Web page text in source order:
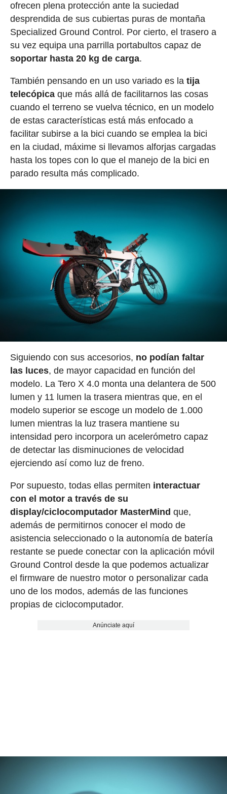
ofrecen plena protección ante la suciedad
desprendida de sus cubiertas puras de montaña
Specialized Ground Control. Por cierto, el trasero a
su vez equipa una parrilla portabultos capaz de
soportar hasta 20 kg de carga.
También pensando en un uso variado es latija
telecópicaque más allá de facilitarnos las cosas
cuando el terreno se vuelva técnico, en un modelo
de estas características está más enfocado a
facilitar subirse a la bici cuando se emplea la bici
en la ciudad, máxime si llevamos alforjas cargadas
hasta los topes con lo que el manejo de la bici en
parado resulta más complicado.
Siguiendo con sus accesorios, no podían faltar
las luces, de mayor capacidad en función del
modelo. La Tero X 4.0 monta una delantera de 500
lumen y 11 lumen la trasera mientras que, en el
modelo superior se escoge un modelo de 1.000
lumen mientras la luz trasera mantiene su
intensidad pero incorpora un acelerómetro capaz
de detectar las disminuciones de velocidad
ejerciendo así como luz de freno.
Por supuesto, todas ellas permiten interactuar
con el motor a través de su
display/ciclocomputador MasterMind que,
además de permitirnos conocer el modo de
asistencia seleccionado o la autonomía de batería
restante se puede conectar con la aplicación móvil
Ground Control desde la que podemos actualizar
el firmware de nuestro motor o personalizar cada
uno de los modos, además de las funciones
propias de ciclocomputador.
Anúnciate aquí